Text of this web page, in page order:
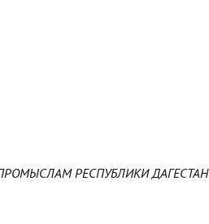
РЕСПУБЛИКИ ДАГЕСТАН